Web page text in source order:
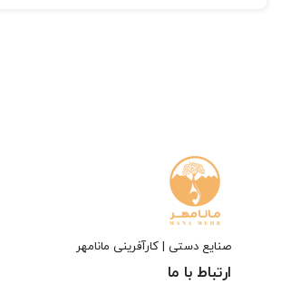
صنایع دستی | کارآفرینی مانامهر
ارتباط با ما